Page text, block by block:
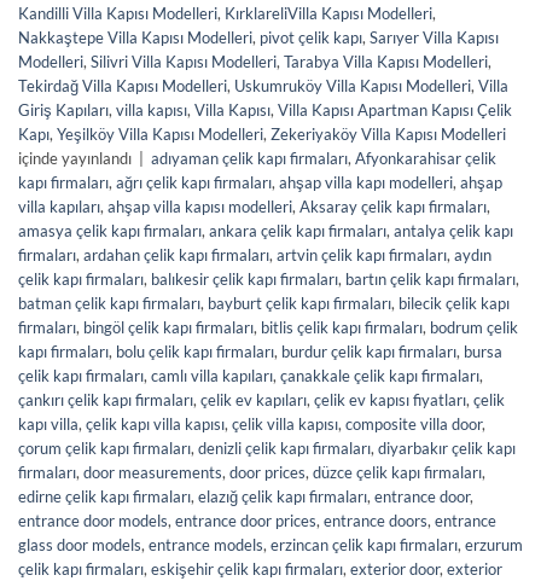
Kandilli Villa Kapısı Modelleri, KırklareliVilla Kapısı Modelleri,
Nakkaştepe Villa Kapısı Modelleri, pivot çelik kapı, Sarıyer Villa Kapısı
Modelleri, Silivri Villa Kapısı Modelleri, Tarabya Villa Kapısı Modelleri,
Tekirdağ Villa Kapısı Modelleri, Uskumruköy Villa Kapısı Modelleri, Villa
Giriş Kapıları, villa kapısı, Villa Kapısı, Villa Kapısı Apartman Kapısı Çelik
Kapı, Yeşilköy Villa Kapısı Modelleri, Zekeriyaköy Villa Kapısı Modelleri
içinde yayınlandı
adıyaman çelik kapı firmaları, Afyonkarahisar çelik
kapı firmaları, ağrı çelik kapı firmaları, ahşap villa kapı modelleri, ahşap
villa kapıları, ahşap villa kapısı modelleri, Aksaray çelik kapı firmaları,
amasya çelik kapı firmaları, ankara çelik kapı firmaları, antalya çelik kapı
firmaları, ardahan çelik kapı firmaları, artvin çelik kapı firmaları, aydın
çelik kapı firmaları, balıkesir çelik kapı firmaları, bartın çelik kapı firmaları,
batman çelik kapı firmaları, bayburt çelik kapı firmaları, bilecik çelik kapı
firmaları, bingöl çelik kapı firmaları, bitlis çelik kapı firmaları, bodrum çelik
kapı firmaları, bolu çelik kapı firmaları, burdur çelik kapı firmaları, bursa
çelik kapı firmaları, camlı villa kapıları, çanakkale çelik kapı firmaları,
çankırı çelik kapı firmaları, çelik ev kapıları, çelik ev kapısı fiyatları, çelik
kapı villa, çelik kapı villa kapısı, çelik villa kapısı, composite villa door,
çorum çelik kapı firmaları, denizli çelik kapı firmaları, diyarbakır çelik kapı
firmaları, door measurements, door prices, düzce çelik kapı firmaları,
edirne çelik kapı firmaları, elazığ çelik kapı firmaları, entrance door,
entrance door models, entrance door prices, entrance doors, entrance
glass door models, entrance models, erzincan çelik kapı firmaları, erzurum
çelik kapı firmaları, eskişehir çelik kapı firmaları, exterior door, exterior